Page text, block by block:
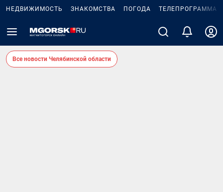
НЕДВИЖИМОСТЬ ЗНАКОМСТВА ПОГОДА ТЕЛЕПРОГРАММА
Все новости Челябинской области